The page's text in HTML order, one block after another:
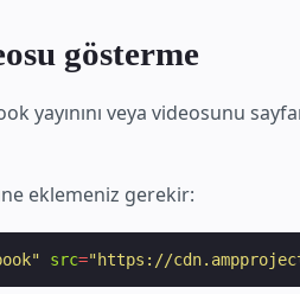
gösterme
yayınını veya videosunu
eklemeniz gerekir:
src="https://